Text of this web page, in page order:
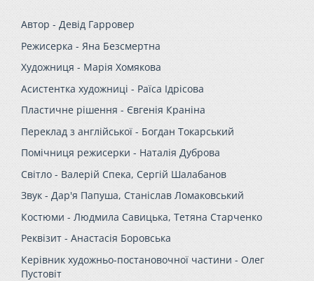
Автор - Девід Гарровер
Режисерка - Яна Безсмертна
Художниця - Марія Хомякова
Асистентка художниці - Раїса Ідрісова
Пластичне рішення - Євгенія Краніна
Переклад з англійської - Богдан Токарський
Помічниця режисерки - Наталія Дуброва
Світло - Валерій Спека, Сергій Шалабанов
Звук - Дар'я Папуша, Станіслав Ломаковський
Костюми - Людмила Савицька, Тетяна Старченко
Реквізит - Анастасія Боровська
Керівник художньо-постановочної частини - Олег
Пустовіт